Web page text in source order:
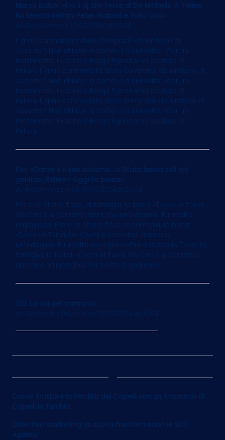
Marco Balich: «Ero il dj alle feste di De Michelis. A Torino
ho tenuto lontani Peter Gabriel e Yoko Ono»
on 13/05/2024 at 06:05
Il gran cerimoniere delle Olimpiadi: «Io sindaco di
Venezia? Non chiudo la porta». La curiosità: «Per un
matrimonio indiano a Borgo Egnazia mi diedero 18
milioni»Il gran cerimoniere delle Olimpiadi: «Io sindaco di
Venezia? Non chiudo la porta». La curiosità: «Per un
matrimonio indiano a Borgo Egnazia mi diedero 18
milioni»Il gran cerimoniere delle Olimpiadi: «Io sindaco di
Venezia? Non chiudo la porta». La curiosità: «Per un
matrimonio indiano a Borgo Egnazia mi diedero 18
Elio: «Dante e il suo autismo. Lo Stato lascia soli noi
genitori. Ridere? Oggi fa paura»
Walter Veltroni on 13/05/2024 at 06:03
Elio e le Storie Tese, la famiglia, la band. «Dopo la Terra
dei Cachi a Sanremo aprirono un'indagine. Fui molto
orgoglioso»Elio e le Storie Tese, la famiglia, la band.
«Dopo la Terra dei Cachi a Sanremo aprirono
un'indagine. Fui molto orgoglioso»Elio e le Storie Tese, la
famiglia, la band. «Dopo la Terra dei Cachi a Sanremo
aprirono un'indagine. Fui molto orgoglioso»
201. La via del tramonto
on 13/05/2024 at 06:03
12
Come Trattare la Perdita dei Capelli con un Trapianto di
Capelli in Turchia
Obiettivo marketing: la nuova frontiera sono le SEO
Agency